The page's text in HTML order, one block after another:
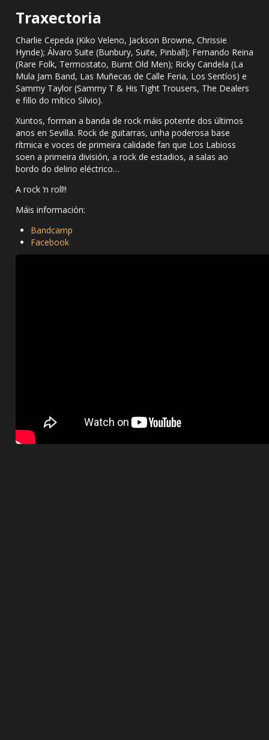
Traxectoria
Charlie Cepeda (Kiko Veleno, Jackson Browne, Chrissie
Hynde); Álvaro Suite (Bunbury, Suite, Pinball); Fernando Reina
(Rare Folk, Termostato, Burnt Old Men); Ricky Candela (La
Mula Jam Band, Las Muñecas de Calle Feria, Los Sentíos) e
Sammy Taylor (Sammy T & His Tight Trousers, The Dealers
e fillo do mítico Silvio).
Xuntos, forman a banda de rock máis potente dos últimos
anos en Sevilla. Rock de guitarras, unha poderosa base
rítmica e voces de primeira calidade fan que Los Labioss
soen a primeira división, a rock de estadios, a salas ao
bordo do delirio eléctrico…
A rock ‘n roll!!
Máis información:
Bandcamp
Facebook